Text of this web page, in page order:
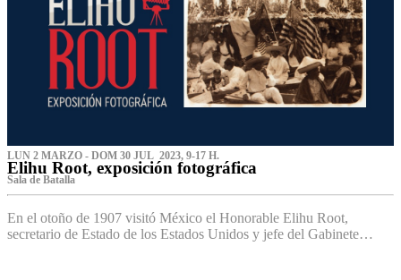
LUN 2 MARZO - DOM 30 JUL 2023, 9-17 H.
Elihu Root, exposición fotográfica
Sala de Batalla
En el otoño de 1907 visitó México el Honorable Elihu Root,
secretario de Estado de los Estados Unidos y jefe del Gabinete…